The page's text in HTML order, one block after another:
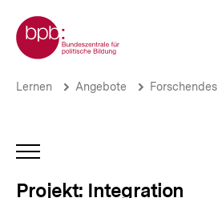
zum
Seiteninhalt
springen
Zur Startseite der bpb
Sicht
der
Bundesregierung
Brotkrümelnavigation
Pfadnavigation
Lernen Angebote
INHALTSNAVIGATION
Projekt: Integration